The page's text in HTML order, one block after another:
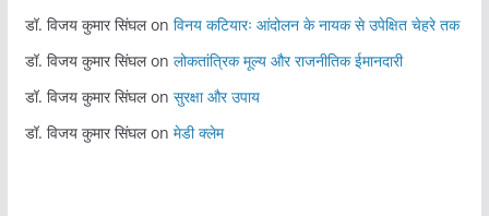
डॉ. विजय कुमार सिंघलon विनय कटियारः आंदोलन के नायक से उपेक्षित चेहरे तक
डॉ. विजय कुमार सिंघलon लोकतांत्रिक मूल्य और राजनीतिक ईमानदारी
डॉ. विजय कुमार सिंघलon सुरक्षा और उपाय
डॉ. विजय कुमार सिंघलon मेडी क्लेम